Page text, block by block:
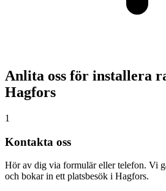
Anlita oss för installera
Hagfors
1
Kontakta oss
Hör av dig via formulär eller telefon. Vi
och bokar in ett platsbesök i Hagfors.